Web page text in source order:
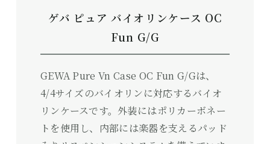
ゲバ ピュア バイオリンケース OC
Fun G/G
GEWA Pure Vn Case OC Fun G/Gは、
4/4サイズのバイオリンに対応するバイオ
リンケースです。外装にはポリカーボネー
トを使用し、内部には楽器を支えるパッド